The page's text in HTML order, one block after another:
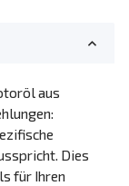
aus
Dies
für Ihren